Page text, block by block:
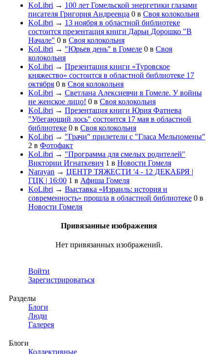
KoLibri → 100 лет Гомельской энергетики глазами
писателя Григория Андреевца 0 в Своя колокольня
KoLibri → 13 ноября в областной библиотеке
состоится презентация книги Дарьи Дорошко "В
Начале" 0 в Своя колокольня
KoLibri → "Юрьев день" в Гомеле 0 в Своя
колокольня
KoLibri → Презентация книги «Туровское
княжество» состоится в областной библиотеке 17
октября 0 в Своя колокольня
KoLibri → Светлана Алексиевчи в Гомеле. У войны
не женское лицо! 0 в Своя колокольня
KoLibri → Презентация книги Юрия Фатнева
"Убегающий лось" cостоится 17 мая в областной
библиотеке 0 в Своя колокольня
KoLibri → "Грачи" прилетели с "Гласа Мельпомены"
2 в Фотофакт
KoLibri → "Программа для смелых родителей"
Виктории Игнаткевич 1 в Новости Гомеля
Narayan → ЦЕНТР ТЯЖЕСТИ '4 - 12 ДЕКАБРЯ |
ГЦК | 16:00 1 в Афиша Гомеля
KoLibri → Выставка «Израиль: история и
современность» прошла в областной библиотеке 0 в
Новости Гомеля
Привязанные изображения
Нет привязанных изображений.
Войти
Зарегистрироваться
Разделы
Блоги
Люди
Галерея
Блоги
Коллективные